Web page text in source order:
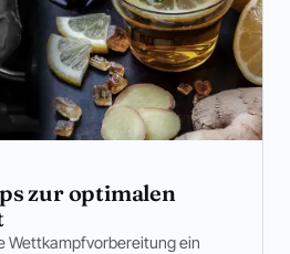
zur optimalen
Wettkampfvorbereitung ein